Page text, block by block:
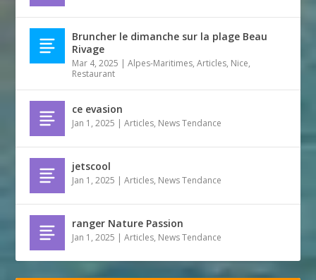
Bruncher le dimanche sur la plage Beau
Rivage
Mar 4, 2025 |Alpes-Maritimes,Articles, Nice,
Restaurant
ce evasion
Jan 1, 2025 |Articles, News Tendance
jetscool
Jan 1, 2025 |Articles, News Tendance
ranger Nature Passion
Jan 1, 2025 |Articles, News Tendance